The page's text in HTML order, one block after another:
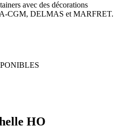
avec des décorations
CGM, DELMAS et MARFRET.
HO